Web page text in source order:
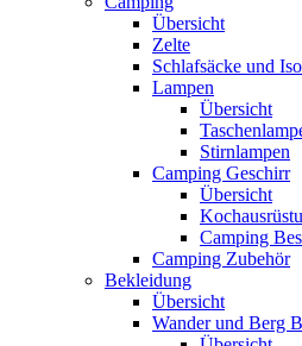
Übersicht
Zelte
Schlafsäcke und
Lampen
Übersicht
Stirnlampen
Camping Geschirr
Übersicht
Camping
Camping Zubehör
Bekleidung
Übersicht
Wander und Berg